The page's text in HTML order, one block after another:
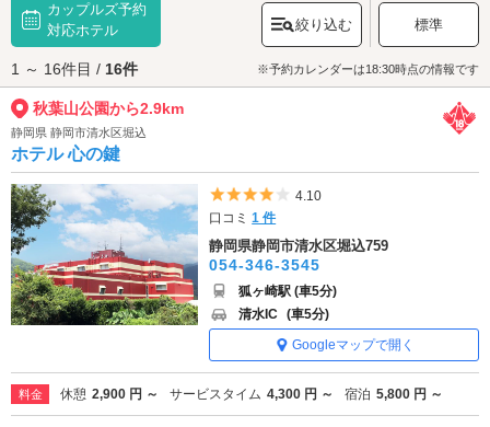
港や市街地、東海道新幹線
まで見渡せる開放的なスポットでもあります。
とても日当たりが良いところなので、夏場は帽子や日傘があると良さそう
です。
秋葉山公園へは、清水インター周辺エリアのラブホテル、鳥坂・しみずマ
リンロードエリアのラブホテルからもアクセスが便利です。
カップルズ予約
対応ホテル
絞り込む 標準
1 ～ 16件目 / 16件 ※予約カレンダーは18:30時点の情報です
秋葉山公園から2.9km
静岡県 静岡市清水区堀込
ホテル 心の鍵
5つ星のうち4
4.10
口コミ1 件
静岡県静岡市清水区堀込759
054-346-3545
狐ヶ崎駅 (車5分)
清水IC (車5分)
Googleマップで開く
料金 休憩 2,900 円 ～ サービスタイム 4,300 円 ～ 宿泊 5,800 円 ～